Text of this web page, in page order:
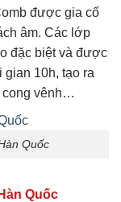
được gia cố
âm. Các lớp
đặc biệt và được
gian 10h, tạo ra
cong vênh…
Quốc
Quốc